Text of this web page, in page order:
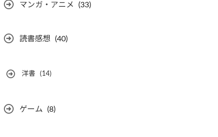
マンガ・アニメ (33)
読書感想 (40)
洋書 (14)
ゲーム (8)